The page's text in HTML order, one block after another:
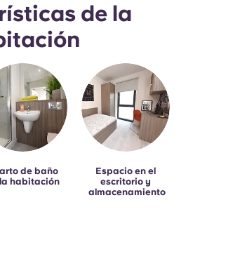
de la
de baño
habitación
Espacio en el
escritorio y
almacenamiento